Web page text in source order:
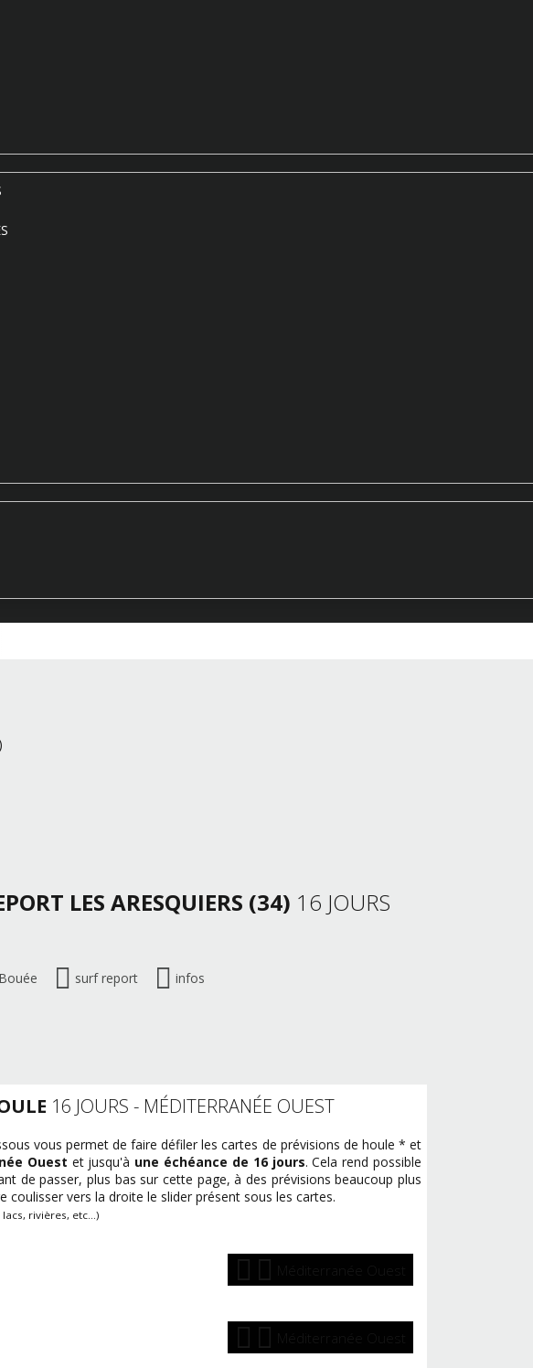
LES ARESQUIERS (34) 16 JOURS
Bouée surf report
infos
16 JOURS - MÉDITERRANÉE OUEST
vous permet de faire défiler les cartes de prévisions de houle * et
Ouest et jusqu'à une échéance de 16 jours. Cela rend possible
de passer, plus bas sur cette page, à des prévisions beaucoup plus
coulisser vers la droite le slider présent sous les cartes.
rivières, etc...)